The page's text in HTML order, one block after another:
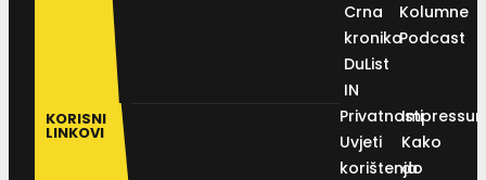
Crna
kronika
DuList
IN
Kolumne
Podcast
KORISNI
LINKOVI
Privatnosti
Uvjeti
korištenja
Kako
do